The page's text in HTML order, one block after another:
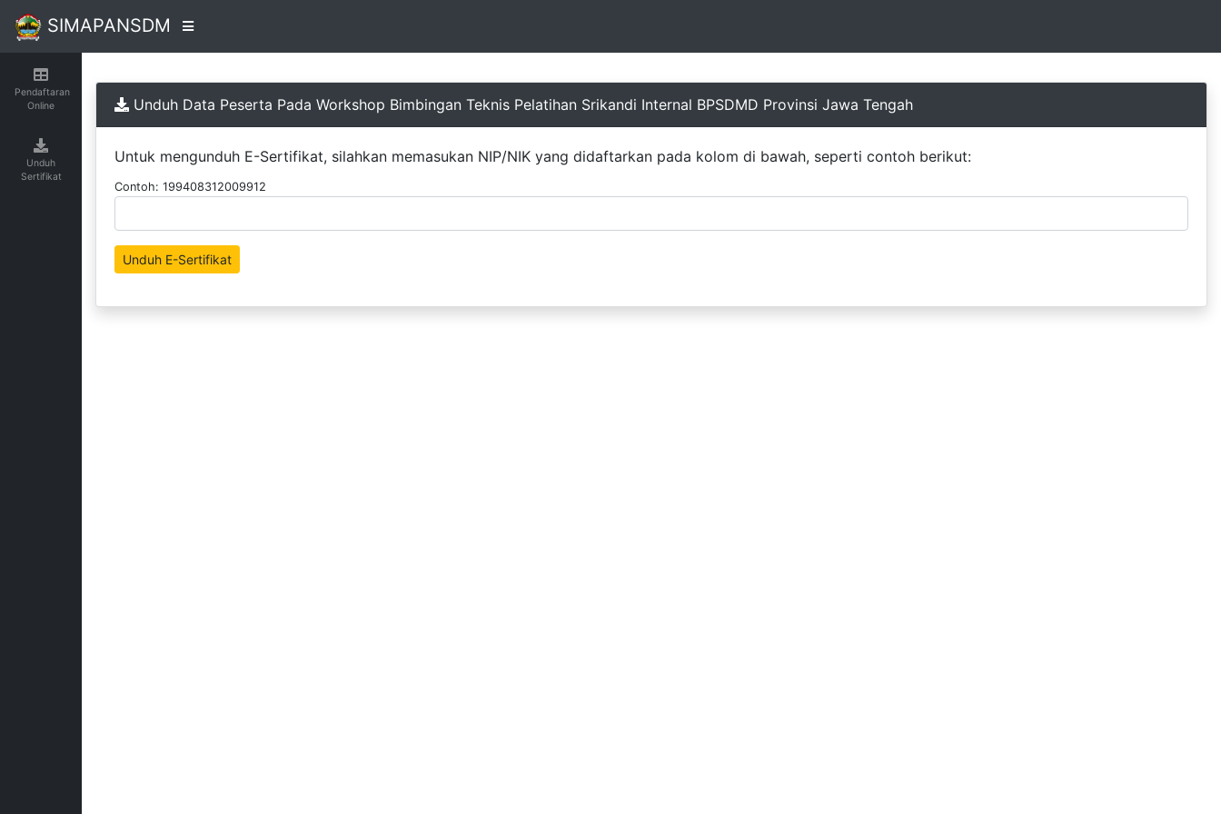
SIMAPANSDM
Pendaftaran
Online
Unduh
Sertifikat
Unduh Data Peserta Pada Workshop Bimbingan Teknis Pelatihan Srikandi Internal BPSDMD Provinsi Jawa Tengah
Untuk mengunduh E-Sertifikat, silahkan memasukan NIP/NIK yang didaftarkan pada kolom di bawah, seperti contoh berikut:
Contoh: 199408312009912
Unduh E-Sertifikat